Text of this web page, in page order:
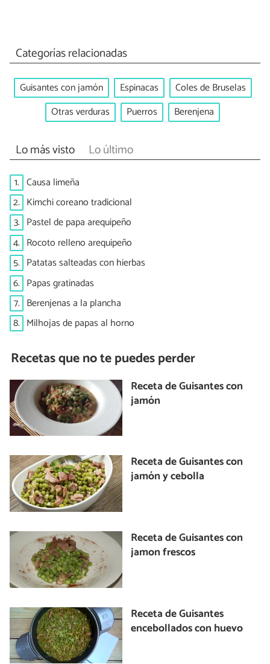
Categorías relacionadas
Guisantes con jamón Espinacas
Coles de Bruselas
Otras verduras
Puerros Berenjena
Lo más visto Lo último
1. Causa limeña
2. Kimchi coreano tradicional
3. Pastel de papa arequipeño
4. Rocoto relleno arequipeño
5. Patatas salteadas con hierbas
6. Papas gratinadas
7. Berenjenas a la plancha
8. Milhojas de papas al horno
Recetas que no te puedes perder
Receta de Guisantes con
jamón
Receta de Guisantes con
jamón y cebolla
Receta de Guisantes con
jamon frescos
Receta de Guisantes
encebollados con huevo